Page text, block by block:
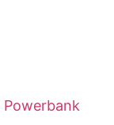
Powerbank